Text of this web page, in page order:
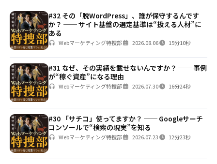
#32 その「脱WordPress」、誰が保守するんです
か？ ── サイト基盤の選定基準は“扱える人材”に
ある
Webマーケティング特捜部 2026.08.06 15分10秒
#31 なぜ、その実績を載せないんですか？ ── 事例
が“稼ぐ資産”になる理由
Webマーケティング特捜部 2026.07.30 16分24秒
#30 「サチコ」使ってますか？ ── Googleサーチ
コンソールで“検索の現実”を知る
Webマーケティング特捜部 2026.07.23 12分23秒